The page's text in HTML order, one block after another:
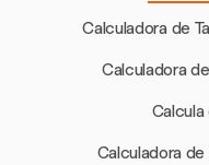
Calculadora de
Calculadora
Calcula
Calculadora de